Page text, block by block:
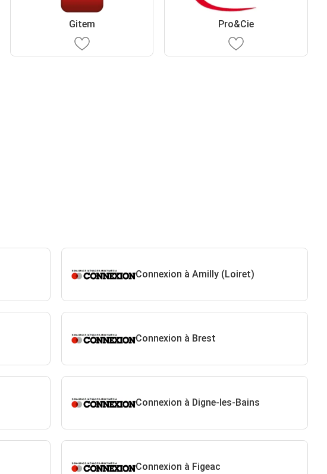
Gitem Pro&Cie
Connexion à Amilly (Loiret)
Connexion à Brest
Connexion à Digne-les-Bains
Connexion à Figeac